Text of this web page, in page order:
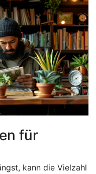
für
kann die Vielzahl